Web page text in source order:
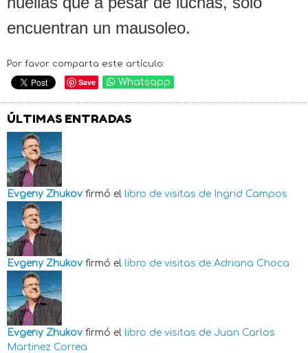
encuentran un mausoleo.
Por favor comparta este artículo:
Save Whatsapp
ÚLTIMAS ENTRADAS
Evgeny Zhukov firmó el libro de visitas de Ingrid Campos
Evgeny Zhukov firmó el libro de visitas de Adriana Choca
Evgeny Zhukov firmó el libro de visitas de Juan Carlos
Martinez Correa